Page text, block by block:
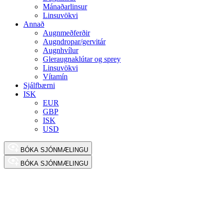
Mánaðarlinsur
Linsuvökvi
Annað
Augnmeðferðir
Augndropar/gervitár
Augnhvílur
Gleraugnaklútar og sprey
Linsuvökvi
Vítamín
Sjálfbærni
ISK
EUR
GBP
ISK
USD
BÓKA SJÓNMÆLINGU
BÓKA SJÓNMÆLINGU